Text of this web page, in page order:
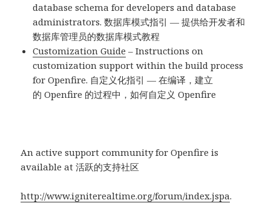
database schema for developers and database
administrators. 数据库模式指引 — 提供给开发者和
数据库管理员的数据库模式教程
Customization Guide – Instructions on
customization support within the build process
for Openfire. 自定义化指引 — 在编译，建立
的 Openfire 的过程中，如何自定义 Openfire
An active support community for Openfire is
available at 活跃的支持社区
http://www.igniterealtime.org/forum/index.jspa.